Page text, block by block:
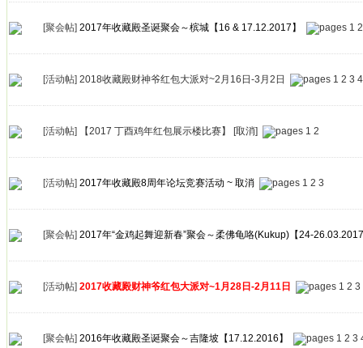
[聚会帖] 2017年收藏殿圣诞聚会～槟城【16 & 17.12.2017】 1 2
[活动帖] 2018收藏殿财神爷红包大派对~2月16日-3月2日 1 2 3 4
[活动帖] 【2017 丁酉鸡年红包展示楼比赛】 [取消] 1 2
[活动帖] 2017年收藏殿8周年论坛竞赛活动 ~ 取消 1 2 3
[聚会帖] 2017年“金鸡起舞迎新春”聚会～柔佛龟咯(Kukup)【24-
[活动帖] 2017收藏殿财神爷红包大派对~1月28日-2月11日 1 2 3
[聚会帖] 2016年收藏殿圣诞聚会～吉隆坡【17.12.2016】 1 2 3